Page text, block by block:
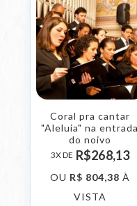
Coral pra cantar
"Aleluia" na entrada
do noivo
3X DE R$268,13
OU R$ 804,38 À
VISTA